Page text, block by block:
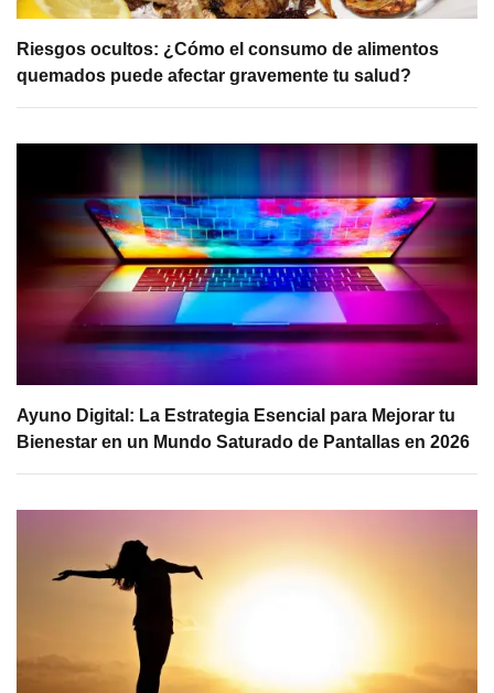
Riesgos ocultos: ¿Cómo el consumo de alimentos
quemados puede afectar gravemente tu salud?
Ayuno Digital: La Estrategia Esencial para Mejorar tu
Bienestar en un Mundo Saturado de Pantallas en 2026